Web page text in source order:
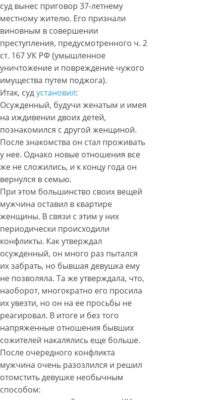
суд вынес приговор 37-летнему
местному жителю. Его признали
виновным в совершении
преступления, предусмотренного ч. 2
ст. 167 УК РФ (умышленное
уничтожение и повреждение чужого
имущества путем поджога).
Итак, судустановил:
Осужденный, будучи женатым и имея
на иждивении двоих детей,
познакомился с другой женщиной.
После знакомства он стал проживать
у нее. Однако новые отношения все
же не сложились, и к концу года он
вернулся в семью.
При этом большинство своих вещей
мужчина оставил в квартире
женщины. В связи с этим у них
периодически происходили
конфликты. Как утверждал
осужденный, он много раз пытался
их забрать, но бывшая девушка ему
не позволяла. Та же утверждала, что,
наоборот, многократно его просила
их увезти, но он на ее просьбы не
реагировал. В итоге и без того
напряженные отношения бывших
сожителей накалялись еще больше.
После очередного конфликта
мужчина очень разозлился и решил
отомстить девушке необычным
способом: